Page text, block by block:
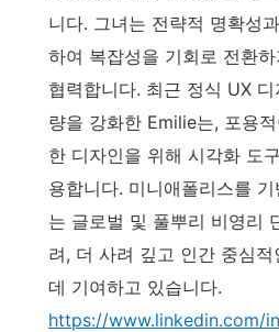
니다. 그녀는 전략적 명확성
하여 복잡성을 기회로 전환
협력합니다. 최근 정식 UX
량을 강화한 Emilie는, 포용
한 디자인을 위해 시각화 도
용합니다. 미니애폴리스를
는 글로벌 및 풀뿌리 비영리
려, 더 사려 깊고 인간 중심
데 기여하고 있습니다.
https://www.linkedin.com/